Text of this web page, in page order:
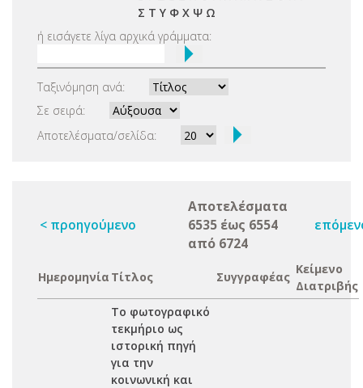
Σ Τ Υ Φ Χ Ψ Ω
ή εισάγετε λίγα αρχικά γράμματα:
Ταξινόμηση ανά:
Σε σειρά:
Αποτελέσματα/σελίδα:
< προηγούμενο
Αποτελέσματα
6535 έως 6554
από 6724
Ημερομηνία Τίτλος Συγγραφέας
Κείμενο
Διατριβής
Το φωτογραφικό
τεκμήριο ως
ιστορική πηγή
για την
κοινωνική και